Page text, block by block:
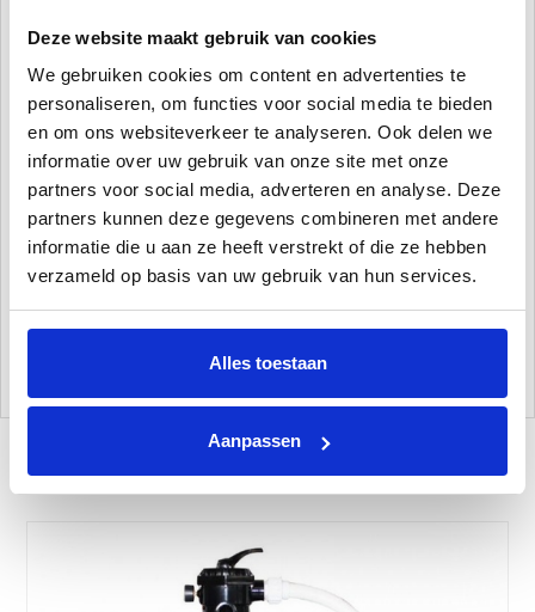
Deze website maakt gebruik van cookies
We gebruiken cookies om content en advertenties te
personaliseren, om functies voor social media te bieden
en om ons websiteverkeer te analyseren. Ook delen we
informatie over uw gebruik van onze site met onze
partners voor social media, adverteren en analyse. Deze
partners kunnen deze gegevens combineren met andere
informatie die u aan ze heeft verstrekt of die ze hebben
verzameld op basis van uw gebruik van hun services.
Alles toestaan
Aanpassen
Let op!
Houdt u er rekening mee dat de zandfilter systemen niet geschikt zijn
Dit zandfiltersysteem is zelfaanzuigend, dit houdt in dat de
pompniet onder het waterniveau hoeft te staan.
Voor dit zandfiltersysteem moet u de koppelingen nog wel apart bij
bestellen. Dit met als reden zodat u nog de keuze kunt maken
flexibele zwembadslangen.
Gerelateerde Producten